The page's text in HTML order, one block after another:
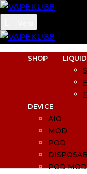
SHOP LIQUID
DEVICE
AIO
MOD
POD
POD MOD